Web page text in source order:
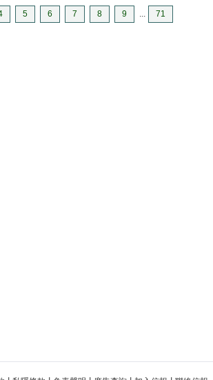
5 6 7 8 9 ... 71